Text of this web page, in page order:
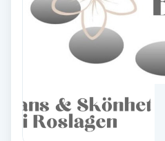
Kinesisk medicin
Klangmassage